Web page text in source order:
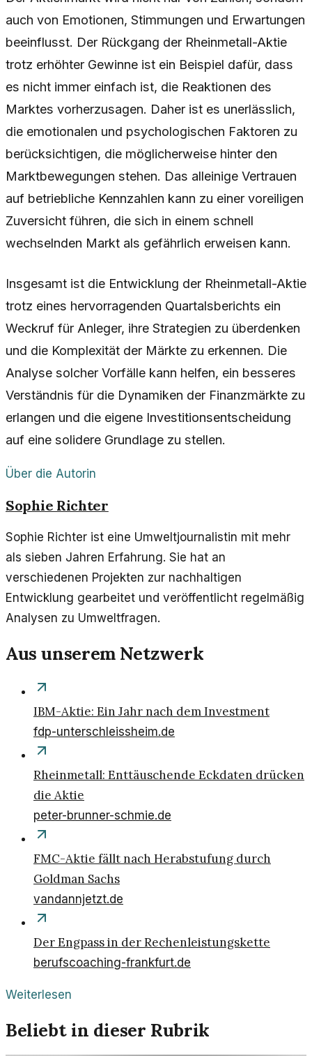
auch von Emotionen, Stimmungen und Erwartungen
beeinflusst. Der Rückgang der Rheinmetall-Aktie
trotz erhöhter Gewinne ist ein Beispiel dafür, dass
es nicht immer einfach ist, die Reaktionen des
Marktes vorherzusagen. Daher ist es unerlässlich,
die emotionalen und psychologischen Faktoren zu
berücksichtigen, die möglicherweise hinter den
Marktbewegungen stehen. Das alleinige Vertrauen
auf betriebliche Kennzahlen kann zu einer voreiligen
Zuversicht führen, die sich in einem schnell
wechselnden Markt als gefährlich erweisen kann.
Insgesamt ist die Entwicklung der Rheinmetall-Aktie
trotz eines hervorragenden Quartalsberichts ein
Weckruf für Anleger, ihre Strategien zu überdenken
und die Komplexität der Märkte zu erkennen. Die
Analyse solcher Vorfälle kann helfen, ein besseres
Verständnis für die Dynamiken der Finanzmärkte zu
erlangen und die eigene Investitionsentscheidung
auf eine solidere Grundlage zu stellen.
Über die Autorin
Sophie Richter
Sophie Richter ist eine Umweltjournalistin mit mehr
als sieben Jahren Erfahrung. Sie hat an
verschiedenen Projekten zur nachhaltigen
Entwicklung gearbeitet und veröffentlicht regelmäßig
Analysen zu Umweltfragen.
Aus unserem Netzwerk
IBM-Aktie: Ein Jahr nach dem Investment
fdp-unterschleissheim.de
Rheinmetall: Enttäuschende Eckdaten drücken
die Aktie
peter-brunner-schmie.de
FMC-Aktie fällt nach Herabstufung durch
Goldman Sachs
vandannjetzt.de
Der Engpass in der Rechenleistungskette
berufscoaching-frankfurt.de
Weiterlesen
Beliebt in dieser Rubrik